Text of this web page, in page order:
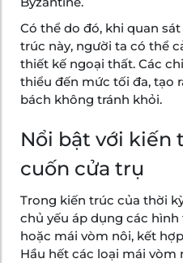
Có thể do đó, khi quan
trúc này, người ta có thể
thiết kế ngoại thất. Các
thiểu đến mức tối đa, tạo
bách không tránh khỏi.
Nổi bật với kiến
cuốn cửa trụ
Trong kiến trúc của thời
chủ yếu áp dụng các
hoặc mái vòm nôi, kết
Hầu hết các loại mái vòm